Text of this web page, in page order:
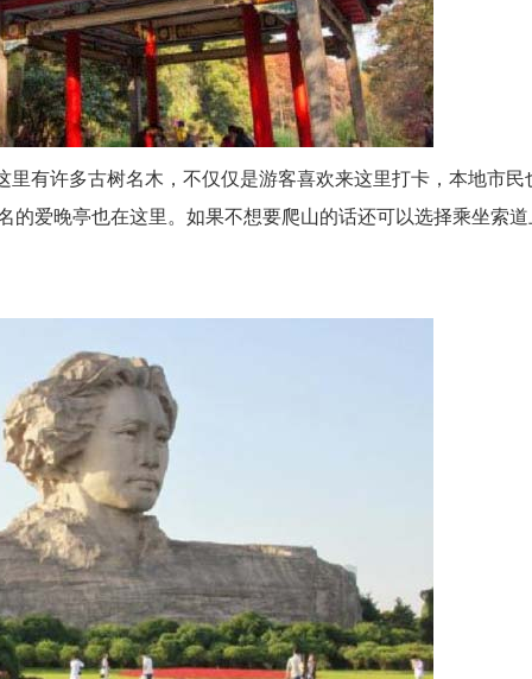
有许多古树名木，不仅仅是游客喜欢来这里打卡，本地市民
的爱晚亭也在这里。如果不想要爬山的话还可以选择乘坐索